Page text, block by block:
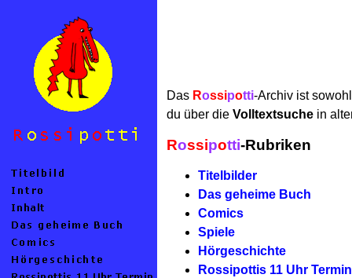
Das Rossipotti-Archiv ist
du über die Volltextsuche in
Rossipotti-Rubriken
Titelbilder
Das geheime Buch
Comics
Spiele
Hörgeschichte
Rossipottis 11 Uhr Termin